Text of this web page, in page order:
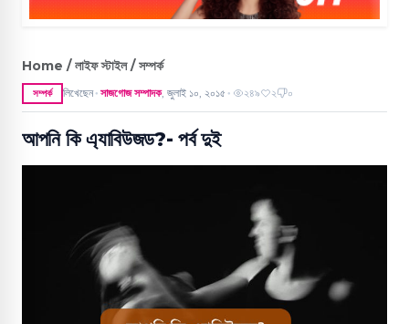
Home / লাইফ স্টাইল / সম্পর্ক
সম্পর্ক লিখেছেন ● সাজগোজ সম্পাদক, জুলাই ১০, ২০১৫ ● ২৪৯ ২ ০
আপনি কি এ্যাবিউজড?- পর্ব দুই